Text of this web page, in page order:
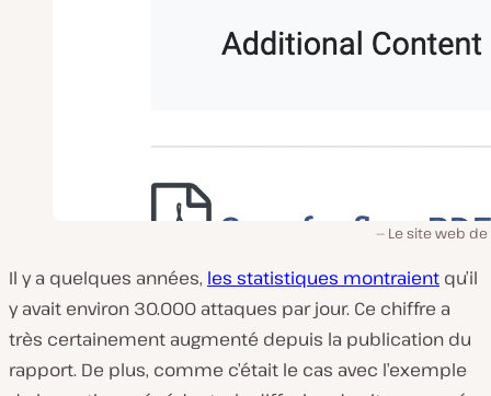
Le site web de
Il y a quelques années, les statistiques montraient qu’il
y avait environ 30.000 attaques par jour. Ce chiffre a
très certainement augmenté depuis la publication du
rapport. De plus, comme c’était le cas avec l’exemple